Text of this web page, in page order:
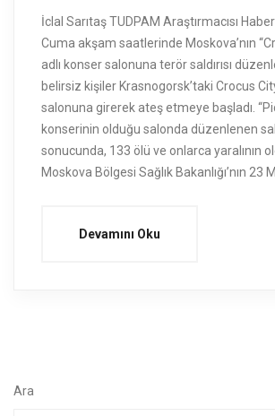
İclal Sarıtaş TUDPAM Araştırmacısı
Cuma akşam saatlerinde Moskova’nın
adlı konser salonuna terör saldırısı
belirsiz kişiler Krasnogorsk’taki Crocus
salonuna girerek ateş etmeye başladı.
konserinin olduğu salonda düzenlenen
sonucunda, 133 ölü ve onlarca yaralının
Moskova Bölgesi Sağlık Bakanlığı’nın 23
Devamını Oku
Ara